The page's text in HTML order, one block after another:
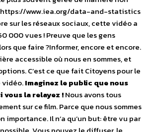
https://www.iea.org/data-and-statistics
sur les réseaux sociaux, cette vidéo a
000 vues ​! Preuve que les gens
que faire ?​ Informer, encore et encore.
accessible où nous en sommes, et
C’est ce que fait Citoyens pour le
vidéo.Imaginez le public que nous
vous la relayez !Nous avons tous
sur ce film. Parce que nous sommes
importance.​ Il n’a qu’un but: être vu par